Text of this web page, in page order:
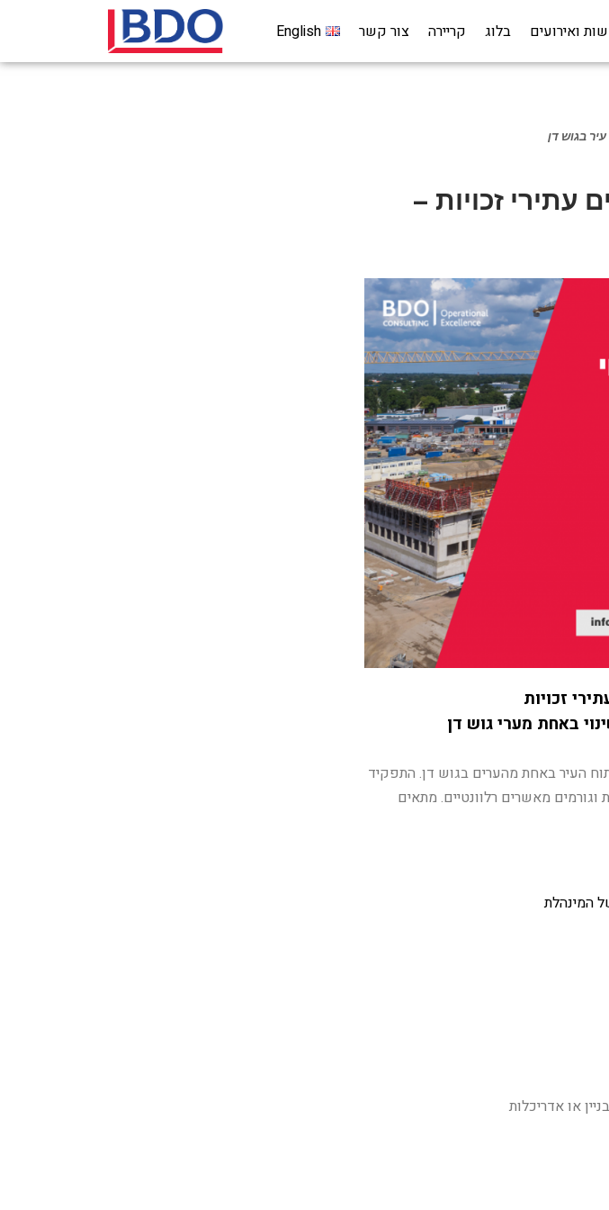
ואירועים בלוג קריירה‎ צור קשר English
בגוש דן
עתירי זכויות –
זכויות
באחת מערי גוש דן
העיר באחת מהערים בגוש דן. התפקיד
וגורמים מאשרים רלוונטיים. מתאים
המינהלת
או אדריכלות